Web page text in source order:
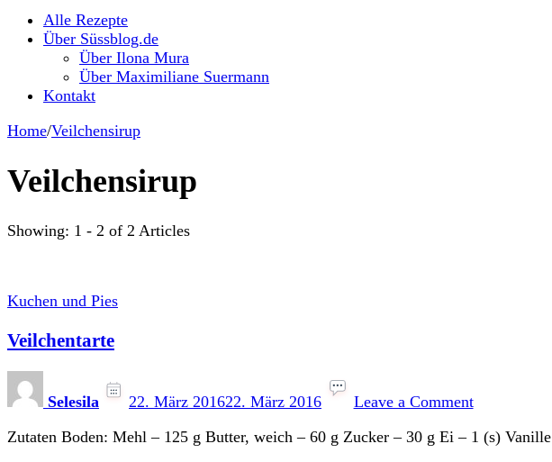
suessblog.de
Alle Rezepte
Über Süssblog.de
Über Ilona Mura
Über Maximiliane Suermann
Kontakt
Home/Veilchensirup
Veilchensirup
Showing: 1 - 2 of 2 Articles
Kuchen und Pies
Veilchentarte
Selesila 22. März 201622. März 2016 Leave a CommentVeilchentarte
Zutaten Boden: Mehl – 125 g Butter, weich – 60 g Zucker – 30 g Ei – 1 (s)